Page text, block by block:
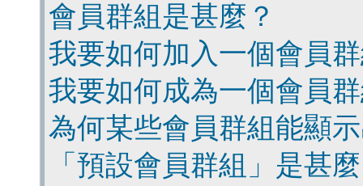
會員群組是甚麼？
我要如何加入一個會員
我要如何成為一個會員
為何某些會員群組能顯
「預設會員群組」是甚